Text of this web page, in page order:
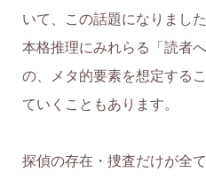
いて、この話題になりました
本格推理にみれらる「読者
の、メタ的要素を想定する
ていくこともあります。
探偵の存在・捜査だけが全